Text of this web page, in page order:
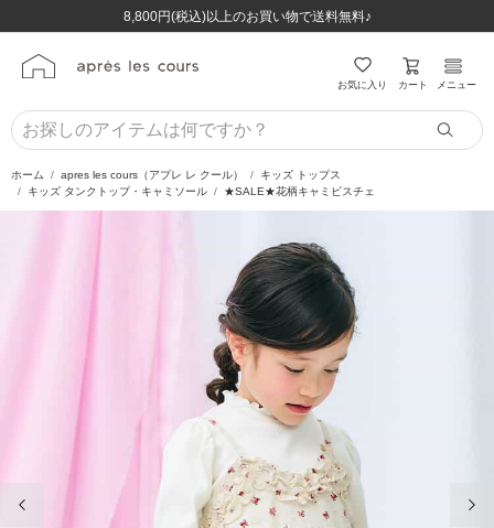
8,800円(税込)以上のお買い物で送料無料♪
ほぼ全品半額！！8/12(水)お昼12:59まで！！
8,800円(税込)以上のお買い物で送料無料♪
ほぼ全品半額！！8/12(水)お昼12:59まで！！
お気に入り カート メニュー
ホーム apres les cours（アプレ レ クール）
キッズ トップス
キッズ タンクトップ・キャミソール
★SALE★花柄キャミビスチェ